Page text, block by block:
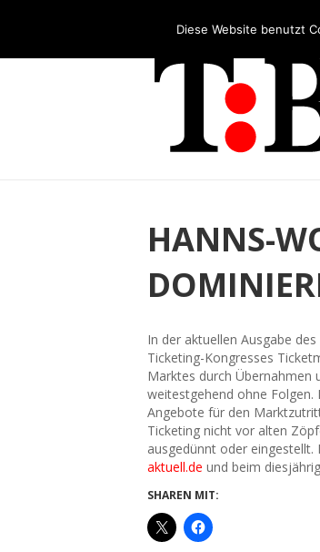
HANNS-
In der aktuellen Ausgabe
Ticketing-Kongresses
Marktes durch Übernahmen
weitestgehend ohne
Angebote für den
Ticketing nicht vor alten
ausgedünnt oder
aktuell.de und beim
SHAREN MIT:
Diese Website benutzt